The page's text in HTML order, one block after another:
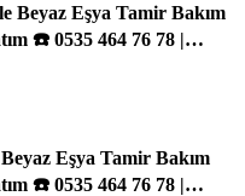
Beyaz Eşya Tamir Bakım
☎️ 0535 464 76 78 |
Eşya Tamir Bakım
☎️ 0535 464 76 78 |